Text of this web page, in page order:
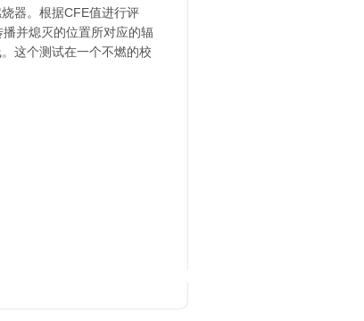
器。根据CFE值进行评
并熄灭的位置所对应的辐
这个测试在一个不燃的校